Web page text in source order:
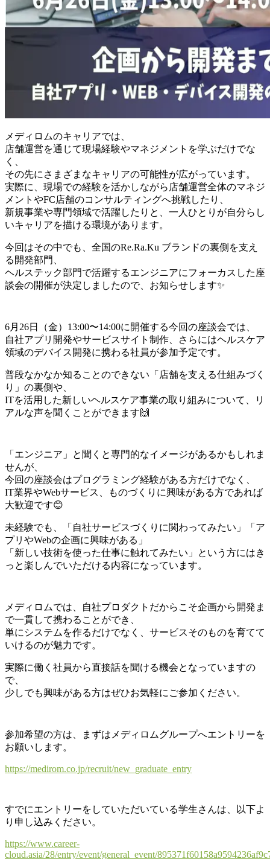
メディロムのキャリアでは、
店舗運営を通じて現場経験やマネジメントを学ぶだけでな
く、
その先にさまざまなキャリアの可能性が広がっています。
実際に、現場での経験を活かしながら店舗運営全体のマネジ
メントやFC店舗のコンサルティングへ挑戦したり、
新規事業や専門領域で活躍したりと、一人ひとりが自分らし
いキャリアを描ける環境があります。
今回はその中でも、全国のRe.Ra.Ku ブランドの裏側を支え
る開発部門、
ヘルステック部門で活躍するエンジニアにフォーカスした座
談会の開催が決定しましたので、お知らせします✨
6月26日（金）13:00〜14:00に開催する今回の座談会では、
自社アプリ開発やサービスサイト制作、さらにはヘルスケア
領域のデバイス開発に携わる社員が参加予定です。
普段なかなか知ることのできない「店舗を支える仕組みづく
り」の裏側や、
ITを活用した新しいヘルスケア事業の取り組みについて、リ
アルな声を聞くことができます🙌
「エンジニア」と聞くと専門的なイメージがあるかもしれま
せんが、
今回の座談会はプログラミング経験がある方だけでなく、
IT業界やWebサービス、ものづくりに興味がある方であれば
大歓迎です😊
未経験でも、「自社サービスづくりに関わってみたい」「ア
プリやWebの企画に興味がある」
「新しい技術を使った仕事に触れてみたい」という方にはき
っと楽しんでいただける内容になっています。
メディロムでは、自社プロダクトだからこそ企画から開発ま
で一貫して携わることができ、
単にシステムを作るだけでなく、サービスそのものを育てて
いけるのが魅力です。
実際に働く社員から直接話を聞ける機会となっていますの
で、
少しでも興味がある方はぜひお気軽にご参加ください。
参加希望の方は、まずはメディロムグループへエントリーを
お願いします。
https://medirom.co.jp/recruit/new_graduate_entry
すでにエントリーをしていただいている学生さんは、以下よ
り申し込みください。
https://www.career-
cloud.asia/28/entry/event/general_event/